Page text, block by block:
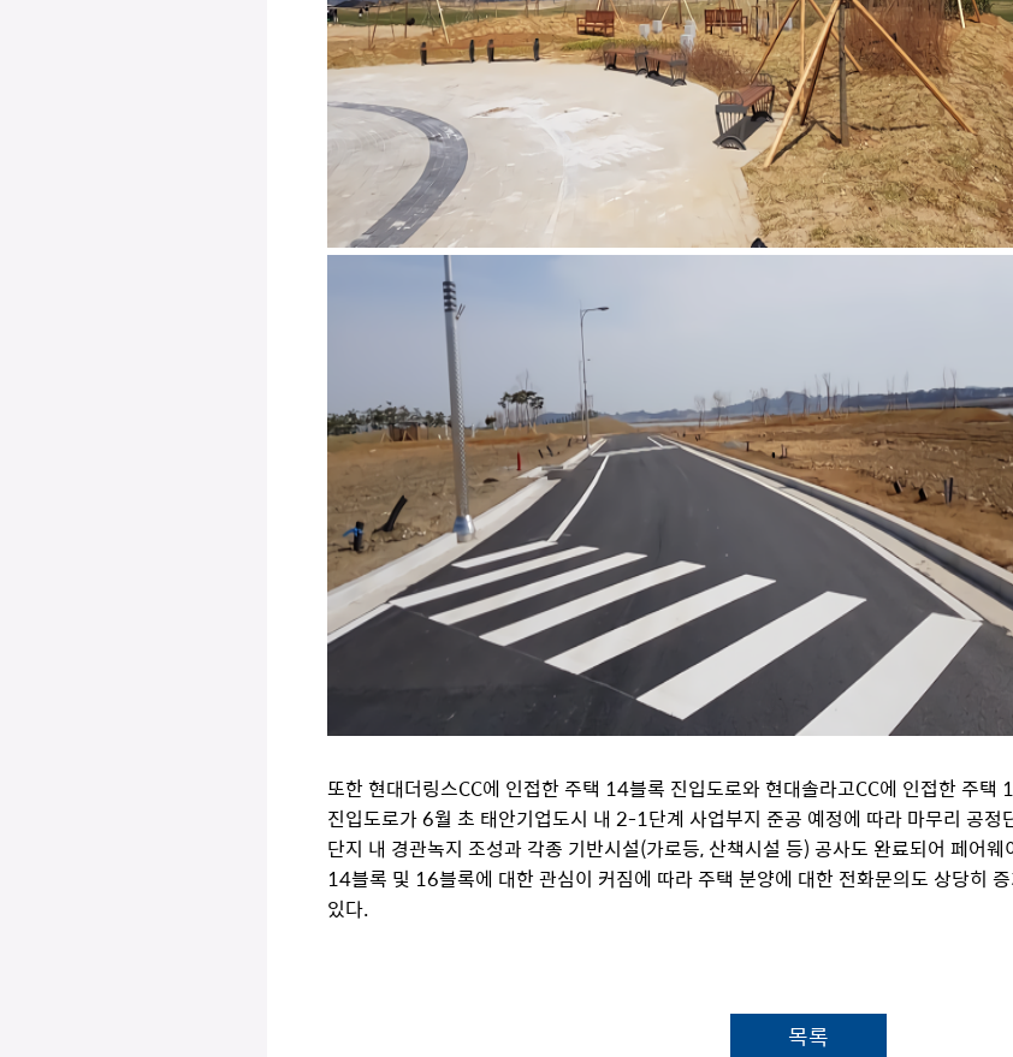
또한 현대더링스CC에 인접한 주택 14블록 진입도로와 현대솔라고CC에 인접한 주택
진입도로가 6월 초 태안기업도시 내 2-1단계 사업부지 준공 예정에 따라 마무리 공정
단지 내 경관녹지 조성과 각종 기반시설(가로등, 산책시설 등) 공사도 완료되어 페어웨
14블록 및 16블록에 대한 관심이 커짐에 따라 주택 분양에 대한 전화문의도 상당히
있다.
목록